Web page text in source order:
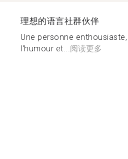
理想的语言社群伙伴
Une personne
l'humour et...阅读更多